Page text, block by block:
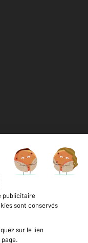
d'honoraires